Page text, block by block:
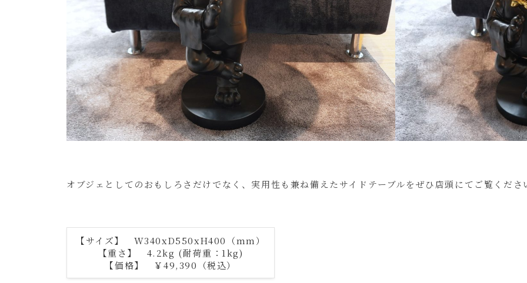
オブジェとしてのおもしろさだけでなく、実用性も兼ね備えたサイドテーブルをぜひ店頭にてご覧くださ
【サイズ】 W340xD550xH400（mm）
【重さ】 4.2kg (耐荷重：1kg)
【価格】 ￥49,390（税込）